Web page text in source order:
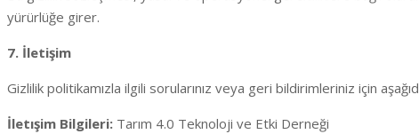
yürürlüğe girer.
7. İletişim
Gizlilik politikamızla ilgili sorularınız veya geri bildirimleriniz için
İletışim Bilgileri: Tarım 4.0 Teknoloji ve Etki Derneği